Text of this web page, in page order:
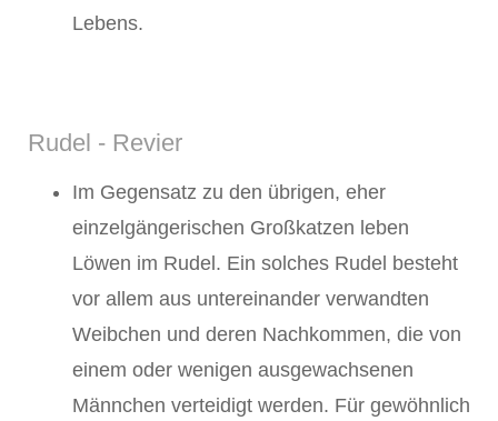
Lebens.
Rudel - Revier
Im Gegensatz zu den übrigen, eher
einzelgängerischen Großkatzen leben
Löwen im Rudel. Ein solches Rudel besteht
vor allem aus untereinander verwandten
Weibchen und deren Nachkommen, die von
einem oder wenigen ausgewachsenen
Männchen verteidigt werden. Für gewöhnlich